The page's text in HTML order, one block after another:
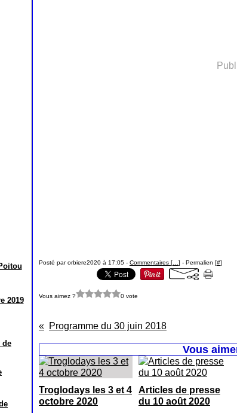
2019
Posté par orbiere2020 à 17:05 - Commentaires [ ] - Permalien [#]
Vous aimez ? 0 vote
Programme du 30 juin 2018
Vous
Troglodays les 3 et 4
octobre 2020
Articles de presse
du 10 août 2020